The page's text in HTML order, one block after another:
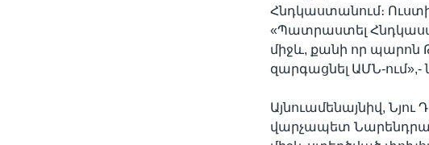
Հնդկաստանում։
«Պատրաստել
միջև, քանի որ պարոն
զարգացնել ԱՄՆ-ում»,-
Այնուամենայնիվ,
վարչապետ